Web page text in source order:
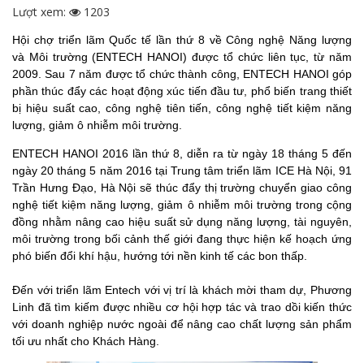
Lượt xem: 1203
Hội chợ triển lãm Quốc tế lần thứ 8 về Công nghệ Năng lượng
và Môi trường (ENTECH HANOI) được tổ chức liên tục, từ năm
2009. Sau 7 năm được tổ chức thành công, ENTECH HANOI góp
phần thúc đẩy các hoạt động xúc tiến đầu tư, phổ biến trang thiết
bị hiệu suất cao, công nghệ tiên tiến, công nghệ tiết kiệm năng
lượng, giảm ô nhiễm môi trường.
ENTECH HANOI 2016 lần thứ 8, diễn ra từ ngày 18 tháng 5 đến
ngày 20 tháng 5 năm 2016 tại Trung tâm triển lãm ICE Hà Nội, 91
Trần Hưng Đạo, Hà Nội sẽ thúc đẩy thị trường chuyển giao công
nghệ tiết kiệm năng lượng, giảm ô nhiễm môi trường trong cộng
đồng nhằm nâng cao hiệu suất sử dụng năng lượng, tài nguyên,
môi trường trong bối cảnh thế giới đang thực hiện kế hoạch ứng
phó biến đổi khí hậu, hướng tới nền kinh tế các bon thấp.
Đến với triển lãm Entech với vị trí là khách mời tham dự, Phương
Linh đã tìm kiếm được nhiều cơ hội hợp tác và trao dồi kiến thức
với doanh nghiệp nước ngoài để nâng cao chất lượng sản phẩm
tối ưu nhất cho Khách Hàng.